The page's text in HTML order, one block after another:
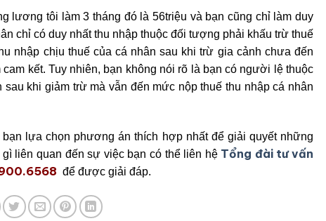
lương tôi làm 3 tháng đó là 56triệu và bạn cũng chỉ làm duy
chỉ có duy nhất thu nhập thuộc đối tượng phải khấu trừ thuế
nhập chịu thuế của cá nhân sau khi trừ gia cảnh chưa đến
kết. Tuy nhiên, bạn không nói rõ là bạn có người lệ thuộc
khi giảm trừ mà vẫn đến mức nộp thuế thu nhập cá nhân
lựa chọn phương án thích hợp nhất để giải quyết những
liên quan đến sự việc bạn có thể liên hệ Tổng đài tư vấn
để được giải đáp.